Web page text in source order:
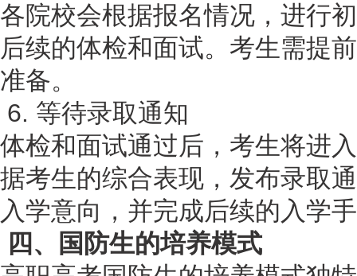
各院校会根据报名情况，进行
后续的体检和面试。考生需提
准备。
6. 等待录取通知
体检和面试通过后，考生将进
据考生的综合表现，发布录取
入学意向，并完成后续的入学
四、国防生的培养模式